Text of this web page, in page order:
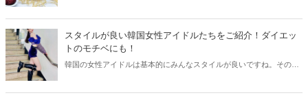
スタイルが良い韓国女性アイドルたちをご紹介！ダイエッ
トのモチベにも！
韓国の女性アイドルは基本的にみんなスタイルが良いですね。その中